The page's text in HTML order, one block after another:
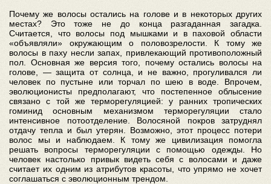
Почему же волосы остались на голове и в некоторых других
местах? Это тоже не до конца разгаданная загадка.
Считается, что волосы под мышками и в паховой области
«объявляли» окружающим о половозрелости. К тому же
волосы в паху несли запах, привлекающий противоположный
пол. Основная же версия того, почему остались волосы на
голове, — защита от солнца, и не важно, прогуливался ли
человек по пустыне или торчал по шею в воде. Впрочем,
эволюционисты предполагают, что постепенное облысение
связано с той же терморегуляцией: у ранних тропических
гоминид основным механизмом терморегуляции стало
интенсивное потоотделение. Волосяной покров затруднял
отдачу тепла и был утерян. Возможно, этот процесс потери
волос мы и наблюдаем. К тому же цивилизация помогла
решать вопросы терморегуляции с помощью одежды. Но
человек настолько привык видеть себя с волосами и даже
считает их одним из атрибутов красоты, что упрямо не хочет
соглашаться с эволюционным трендом.